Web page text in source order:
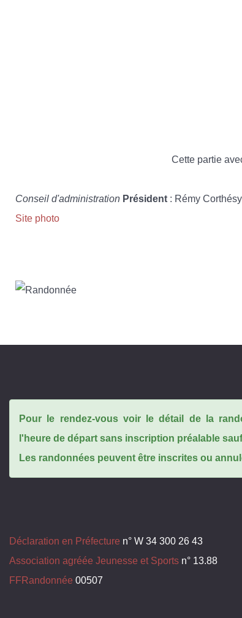
Cette partie
Conseil d'administration Président : Rémy
Site photo
Pour le rendez-vous voir le détail de la
l'heure de départ sans inscription préalable
Les randonnées peuvent être inscrites ou
Déclaration en Préfecture n° W 34 300 26 43
Association agréée Jeunesse et Sports n° 13.88
FFRandonnée 00507